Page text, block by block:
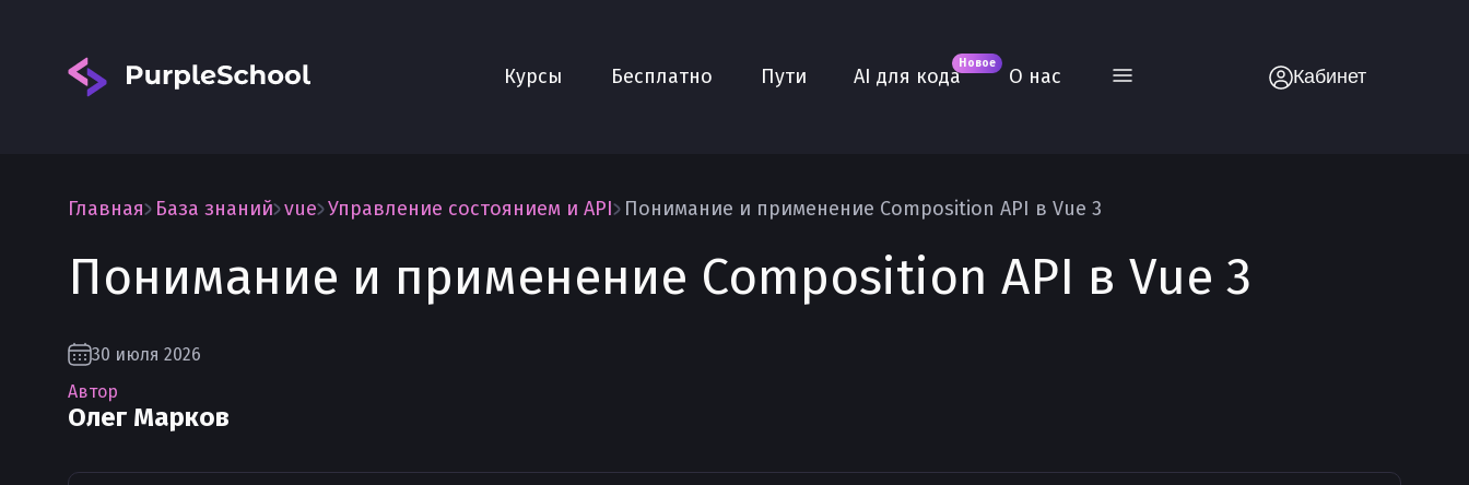
Курсы Бесплатно Пути AI для кода
Новое
О нас Кабинет
О нас
Проекты
Главная База знаний vue Управление состоянием и API Понимание и применение Composition API в Vue 3
Понимание и применение Composition API в Vue 3
30 июля 2026
Автор
Олег Марков